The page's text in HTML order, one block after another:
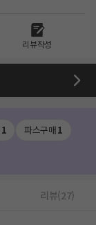
리뷰작성
1 파스구매1
리뷰(27)